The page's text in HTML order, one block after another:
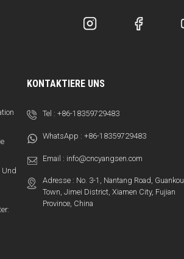
Und
KONTAKTIERE UNS
Tel :+86-18359729483
WhatsApp :+86-18359729483
Email : info@cncyangsen.com
Adresse : No. 3-1, Nantang Road, Guankou
Town, Jimei District, Xiamen City, Fujian
Province, China